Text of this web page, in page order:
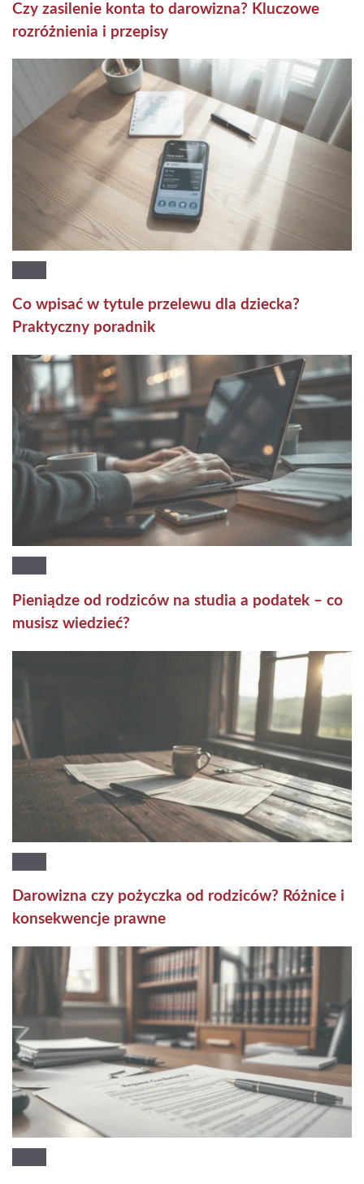
Czy zasilenie konta to darowizna? Kluczowe
rozróżnienia i przepisy
Co wpisać w tytule przelewu dla dziecka?
Praktyczny poradnik
Pieniądze od rodziców na studia a podatek – co
musisz wiedzieć?
Darowizna czy pożyczka od rodziców? Różnice i
konsekwencje prawne